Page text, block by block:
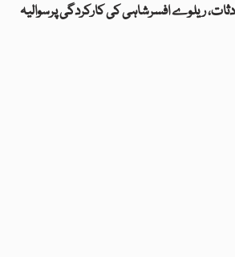
ریلوے افسرشاہی کی کارکردگی پرسوالیہ